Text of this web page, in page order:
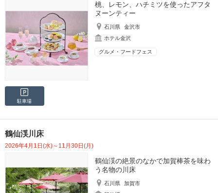
桃、レモン、ハチミツを使ったアフタ
ヌーンティー
石川県
金沢市
ホテル金沢
グルメ・フードフェス
駐車場
鶴仙渓川床
2026年4月1日(水)～11月30日(月)
鶴仙渓の絶景のなかで加賀棒茶を味わ
う名物の川床
石川県
加賀市